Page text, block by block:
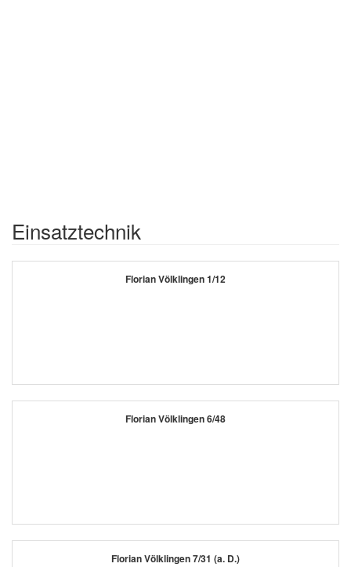
Einsatztechnik
Florian Völklingen 1/12
Florian Völklingen 6/48
Florian Völklingen 7/31 (a. D.)